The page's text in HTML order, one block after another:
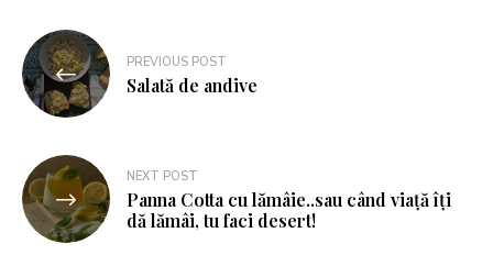
PREVIOUS POST
Salată de andive
NEXT POST
Panna Cotta cu lămâie..sau când viață îți
dă lămâi, tu faci desert!